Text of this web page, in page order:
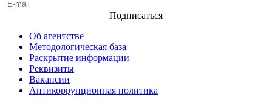
Подписаться
Об агентстве
Методологическая база
Раскрытие информации
Реквизиты
Вакансии
Антикоррупционная политика